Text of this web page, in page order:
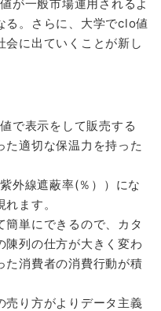
が一般市場運用されるよ
る。さらに、大学でclo値
会に出ていくことが新し
で表示をして販売する
た適切な保温力を持った
外線遮蔽率(％））にな
ます。
単にできるので、カタ
陳列の仕方が大きく変わ
た消費者の消費行動が積
売り方がよりデータ主義